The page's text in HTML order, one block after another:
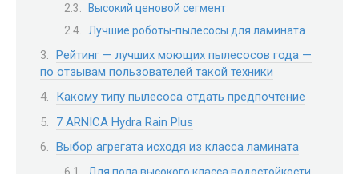
Высокий ценовой сегмент
Лучшие роботы-пылесосы для ламината
Рейтинг — лучших моющих пылесосов года —
по отзывам пользователей такой техники
Какому типу пылесоса отдать предпочтение
7 ARNICA Hydra Rain Plus
Выбор агрегата исходя из класса ламината